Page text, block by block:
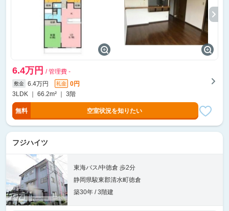
6.4万円 / 管理費 -
敷金 6.4万円 礼金
0円
3LDK ｜ 66.2m² ｜ 3階
無料 空室状況を知りたい
フジハイツ
東海バス/中徳倉 歩2分
静岡県駿東郡清水町徳倉
築30年 / 3階建